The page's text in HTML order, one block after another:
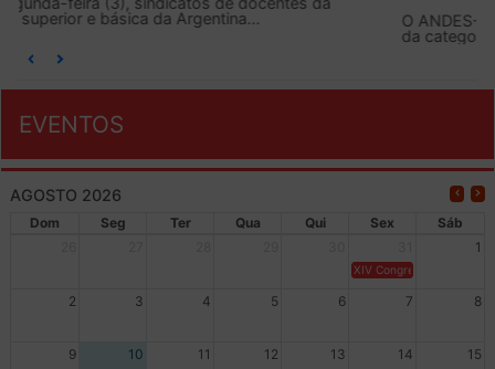
O ANDES-SN conclama suas seções sindicais e o conjunto
EVENTOS
AGOSTO 2026
Dom Seg Ter Qua Qui Sex
Sáb
1
XIV Congresso Brasileiro
2 3 4 5 6 7 8
9 10 11 12 13 14 15